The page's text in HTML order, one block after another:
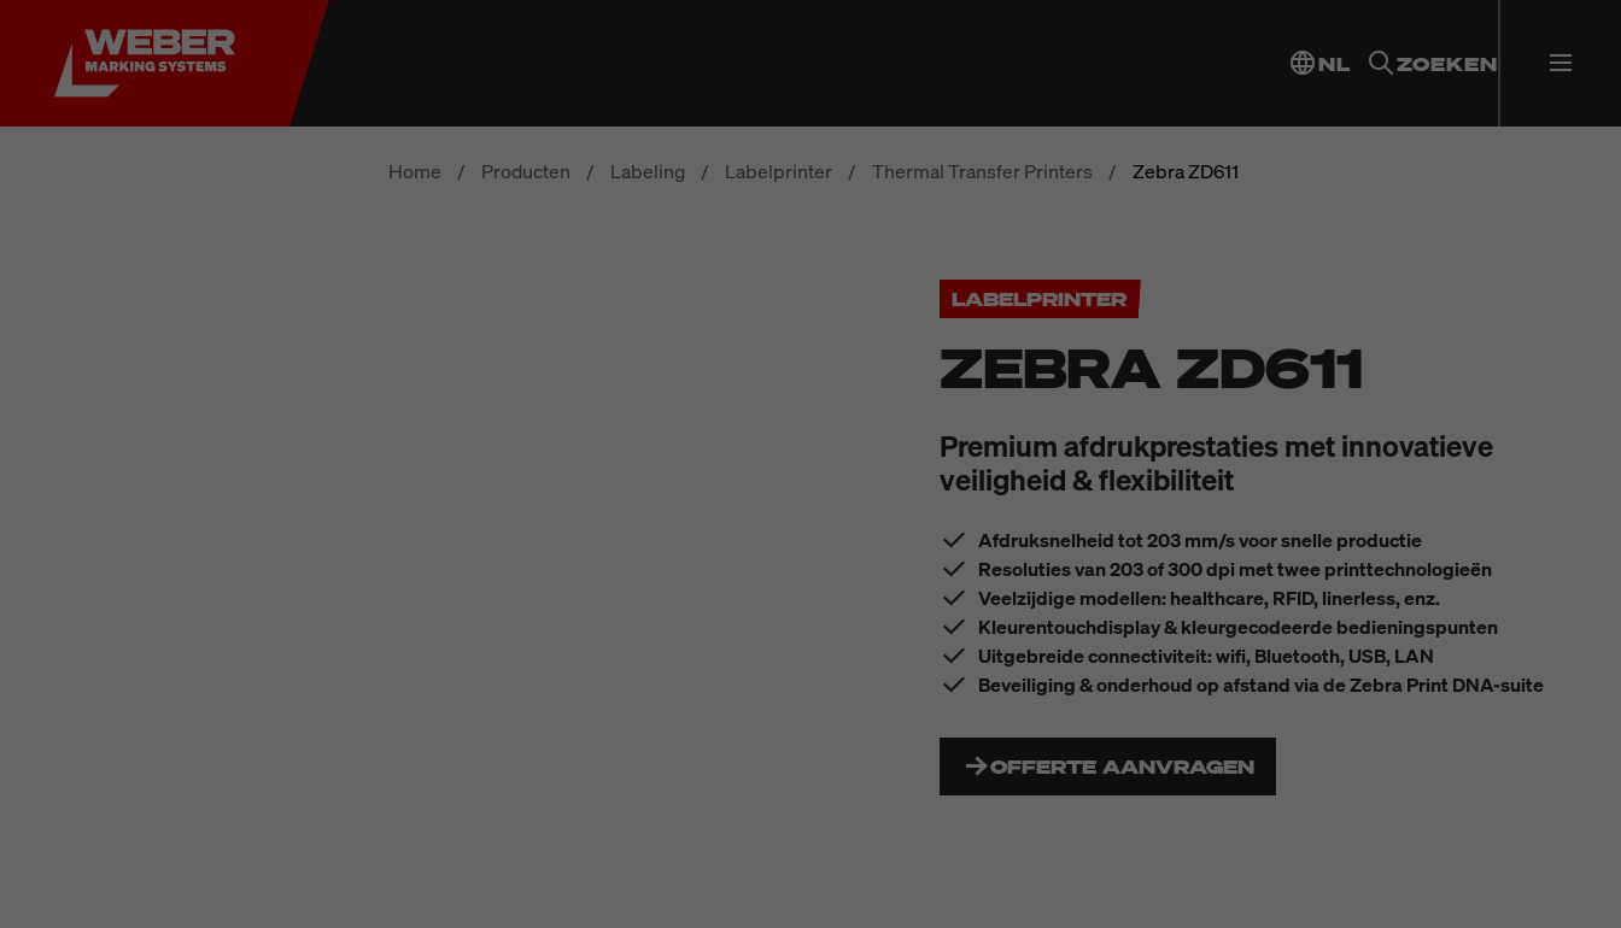
NL ZOEKEN
Home / Producten / Labeling / Labelprinter / Thermal Transfer Printers / Zebra ZD611
LABELPRINTER
ZEBRA ZD611
Premium afdrukprestaties met innovatieve
veiligheid & flexibiliteit
Afdruksnelheid tot 203 mm/s voor snelle productie
Resoluties van 203 of 300 dpi met twee printtechnologieën
Veelzijdige modellen: healthcare, RFID, linerless, enz.
Kleurentouchdisplay & kleurgecodeerde bedieningspunten
Uitgebreide connectiviteit: wifi, Bluetooth, USB, LAN
Beveiliging & onderhoud op afstand via de Zebra Print DNA-suite
OFFERTE AANVRAGEN